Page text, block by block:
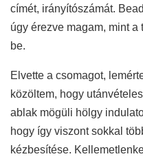
címét, irányítószámát.
úgy érezve magam, mint
be.
Elvette a csomagot,
közöltem, hogy
ablak mögüli hölgy
hogy így viszont sokkal
kézbesítése.